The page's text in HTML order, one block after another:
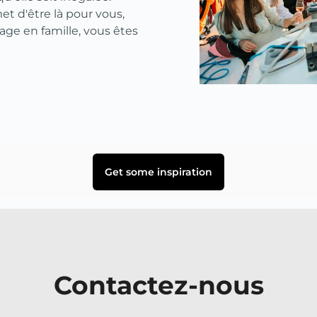
d'être là pour vous,
en famille, vous êtes
Get some inspiration
Contactez-nous